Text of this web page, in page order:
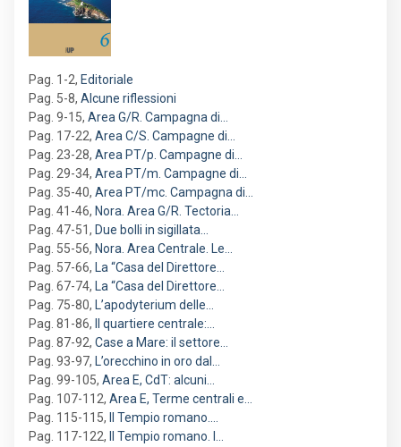
Pag. 1-2, Editoriale
Pag. 5-8, Alcune riflessioni
Pag. 9-15, Area G/R. Campagna di…
Pag. 17-22, Area C/S. Campagne di…
Pag. 23-28, Area PT/p. Campagne di…
Pag. 29-34, Area PT/m. Campagne di…
Pag. 35-40, Area PT/mc. Campagna di…
Pag. 41-46, Nora. Area G/R. Tectoria…
Pag. 47-51, Due bolli in sigillata…
Pag. 55-56, Nora. Area Centrale. Le…
Pag. 57-66, La “Casa del Direttore…
Pag. 67-74, La “Casa del Direttore…
Pag. 75-80, L’apodyterium delle…
Pag. 81-86,
Il quartiere centrale:…
Pag. 87-92, Case a Mare: il settore…
Pag. 93-97, L’orecchino in oro dal…
Pag. 99-105, Area E, CdT: alcuni…
Pag. 107-112, Area E, Terme centrali e…
Pag. 115-115,
Il Tempio romano.…
Pag. 117-122,
Il Tempio romano. I…